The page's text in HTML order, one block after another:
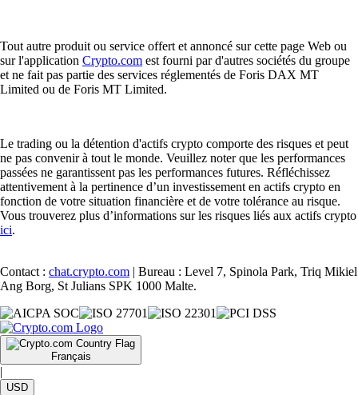
Tout autre produit ou service offert et annoncé sur cette page Web ou
sur l'application Crypto.com est fourni par d'autres sociétés du groupe
et ne fait pas partie des services réglementés de Foris DAX MT
Limited ou de Foris MT Limited.
Le trading ou la détention d'actifs crypto comporte des risques et peut
ne pas convenir à tout le monde. Veuillez noter que les performances
passées ne garantissent pas les performances futures. Réfléchissez
attentivement à la pertinence d’un investissement en actifs crypto en
fonction de votre situation financière et de votre tolérance au risque.
Vous trouverez plus d’informations sur les risques liés aux actifs crypto
ici.
Contact : chat.crypto.com | Bureau : Level 7, Spinola Park, Triq Mikiel
Ang Borg, St Julians SPK 1000 Malte.
Français
|
USD